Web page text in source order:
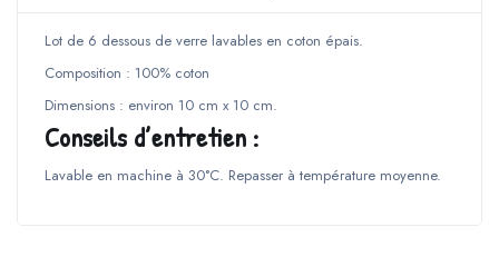
Lot de 6 dessous de verre lavables en coton épais.
Composition : 100% coton
Dimensions : environ 10 cm x 10 cm.
Conseils d’entretien :
Lavable en machine à 30°C. Repasser à température moyenne.